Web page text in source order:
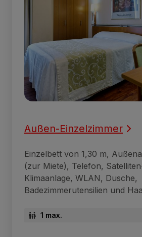
Außen-Einzelzimmer
Einzelbett von 1,30 m,
(zur Miete), Telefon,
Klimaanlage, WLAN, Dusche,
Badezimmerutensilien und
1 max.